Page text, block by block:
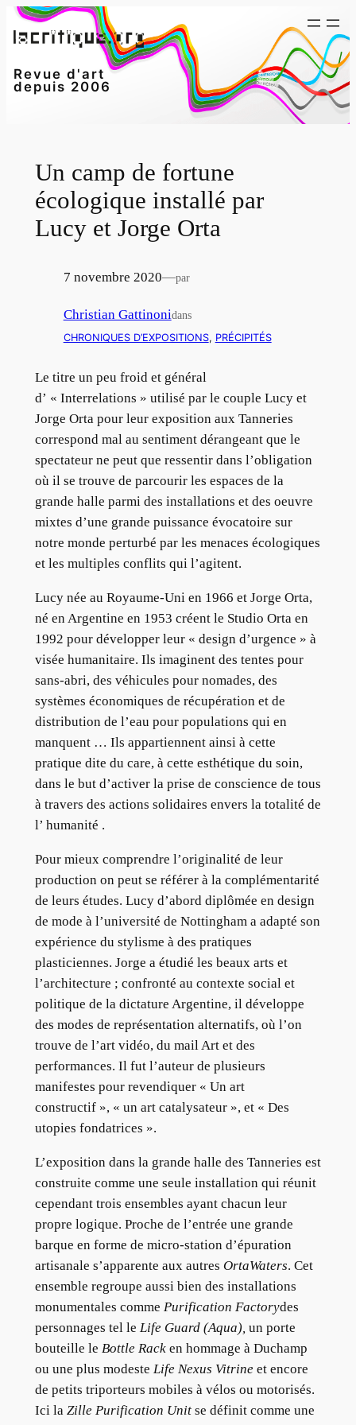
Aller
au
Revue d'art
depuis 2006
Un camp de fortune
écologique installé par
Lucy et Jorge Orta
7 novembre 2020—par
Christian Gattinonidans
CHRONIQUES D’EXPOSITIONS, PRÉCIPITÉS
Le titre un peu froid et général
d’ « Interrelations » utilisé par le couple Lucy et
Jorge Orta pour leur exposition aux Tanneries
correspond mal au sentiment dérangeant que le
spectateur ne peut que ressentir dans l’obligation
où il se trouve de parcourir les espaces de la
grande halle parmi des installations et des oeuvre
mixtes d’une grande puissance évocatoire sur
notre monde perturbé par les menaces écologiques
et les multiples conflits qui l’agitent.
Lucy née au Royaume-Uni en 1966 et Jorge Orta,
né en Argentine en 1953 créent le Studio Orta en
1992 pour développer leur « design d’urgence » à
visée humanitaire. Ils imaginent des tentes pour
sans-abri, des véhicules pour nomades, des
systèmes économiques de récupération et de
distribution de l’eau pour populations qui en
manquent … Ils appartiennent ainsi à cette
pratique dite du care, à cette esthétique du soin,
dans le but d’activer la prise de conscience de tous
à travers des actions solidaires envers la totalité de
l’ humanité .
Pour mieux comprendre l’originalité de leur
production on peut se référer à la complémentarité
de leurs études. Lucy d’abord diplômée en design
de mode à l’université de Nottingham a adapté son
expérience du stylisme à des pratiques
plasticiennes. Jorge a étudié les beaux arts et
l’architecture ; confronté au contexte social et
politique de la dictature Argentine, il développe
des modes de représentation alternatifs, où l’on
trouve de l’art vidéo, du mail Art et des
performances. Il fut l’auteur de plusieurs
manifestes pour revendiquer « Un art
constructif », « un art catalysateur », et « Des
utopies fondatrices ».
L’exposition dans la grande halle des Tanneries est
construite comme une seule installation qui réunit
cependant trois ensembles ayant chacun leur
propre logique. Proche de l’entrée une grande
barque en forme de micro-station d’épuration
artisanale s’apparente aux autres OrtaWaters. Cet
ensemble regroupe aussi bien des installations
monumentales comme Purification Factorydes
personnages tel le Life Guard (Aqua), un porte
bouteille le Bottle Racken hommage à Duchamp
ou une plus modeste Life Nexus Vitrineet encore
de petits triporteurs mobiles à vélos ou motorisés.
Ici la Zille Purification Unitse définit comme une